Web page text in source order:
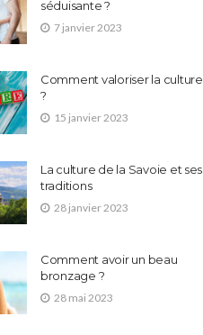
séduisante ?
7 janvier 2023
Comment valoriser la culture
?
15 janvier 2023
La culture de la Savoie et ses
traditions
28 janvier 2023
Comment avoir un beau
bronzage ?
28 mai 2023